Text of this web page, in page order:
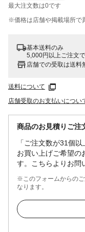
最大注文数は0です
※価格は​店舗や​掲載場所で​
基本送料のみ
5,000円以上ご注文
店舗での受取は送料
送料について
店舗受取のお支払いについ
商品のお見積りご注
「ご注文数が31個
お買い上げご希望の
す。こちらよりお問
※このフォームからの
なります。